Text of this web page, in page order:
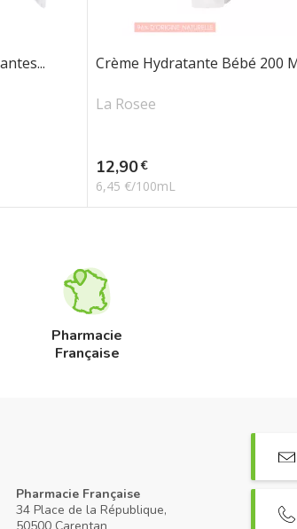
Crème Hydratante Bébé 200
La Rosee
Prix
12,90€
6,45 €/100mL
Pharmacie
Française
Pharmacie Française
34 Place de la République,
50500 Carentan